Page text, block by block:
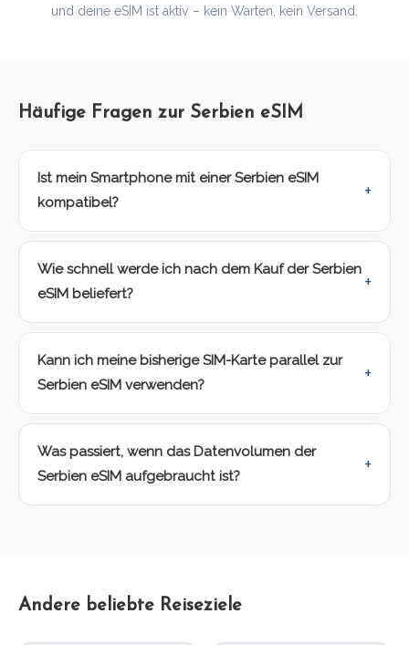
und deine eSIM ist aktiv – kein Warten, kein Versand.
Häufige Fragen zur Serbien eSIM
Ist mein Smartphone mit einer Serbien eSIM
kompatibel?
Wie schnell werde ich nach dem Kauf der Serbien
eSIM beliefert?
Kann ich meine bisherige SIM-Karte parallel zur
Serbien eSIM verwenden?
Was passiert, wenn das Datenvolumen der
Serbien eSIM aufgebraucht ist?
Andere beliebte Reiseziele